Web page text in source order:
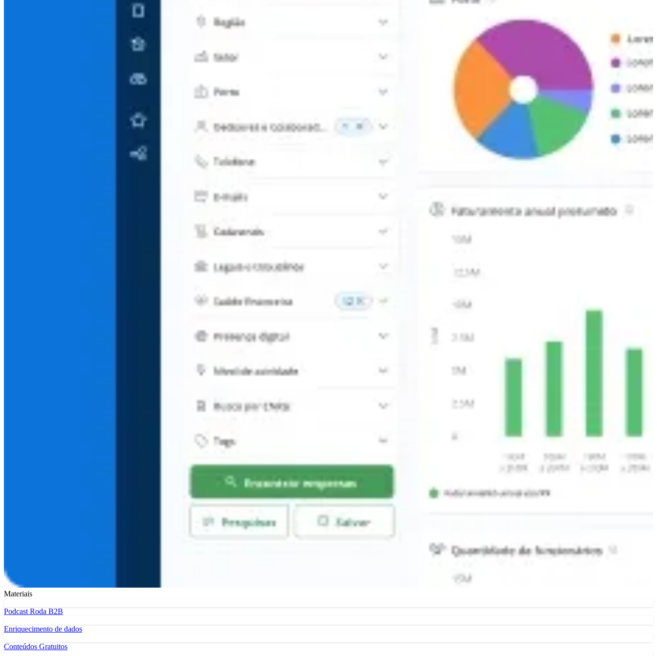
Materiais
Podcast Roda B2B
Enriquecimento de dados
Conteúdos Gratuitos